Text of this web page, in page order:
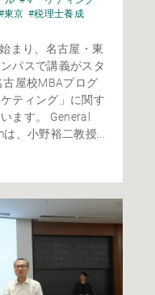
東京 #税理士養成
まり、名古屋・東
パスで講義がスタ
屋校MBAプログ
ティング」に関す
ます。 General
、小野裕二教授...